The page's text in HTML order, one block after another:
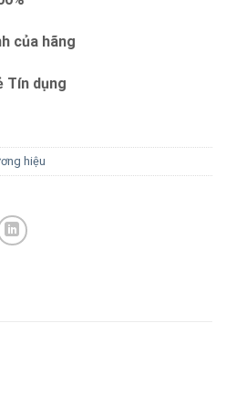
của hãng
Tín dụng
hiệu